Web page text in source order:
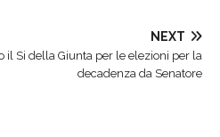
NEXT
il Si della Giunta per le elezioni per la
decadenza da Senatore